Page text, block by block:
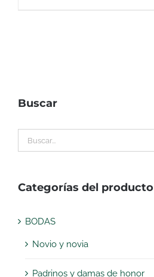
Buscar
Categorías del producto
BODAS
Novio y novia
Padrinos y damas de honor